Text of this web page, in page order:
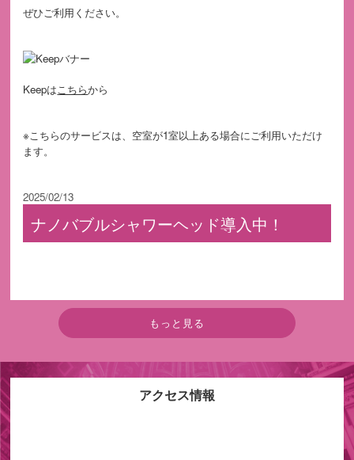
ぜひご利用ください。
Keepはこちらから
※こちらのサービスは、空室が1室以上ある場合にご利用いただけ
ます。
2025/02/13
ナノバブルシャワーヘッド導入中！
もっと見る
アクセス情報